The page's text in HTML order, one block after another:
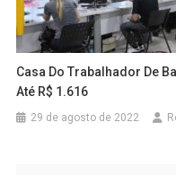
Casa Do Trabalhador De
Até R$ 1.616
29 de agosto de 2022